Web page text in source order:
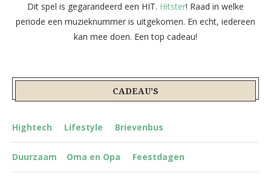
Dit spel is gegarandeerd een HIT. Hitster! Raad in welke
periode een muzieknummer is uitgekomen. En echt, iedereen
kan mee doen. Een top cadeau!
CADEAU’S
Hightech Lifestyle Brievenbus
Duurzaam Oma en Opa Feestdagen